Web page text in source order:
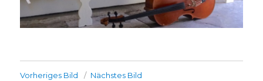
Vorheriges Bild Nächstes Bild